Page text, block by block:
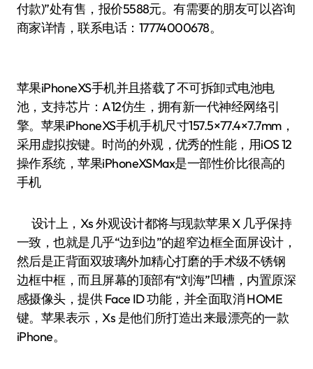
付款)”处有售，报价5588元。有需要的朋友可以咨询
商家详情，联系电话：17774000678。
苹果iPhoneXS手机并且搭载了不可拆卸式电池电
池，支持芯片：A12仿生，拥有新一代神经网络引
擎。苹果iPhoneXS手机手机尺寸157.5×77.4×7.7mm，
采用虚拟按键。时尚的外观，优秀的性能，用iOS 12
操作系统，苹果iPhoneXSMax是一部性价比很高的
手机
设计上，Xs 外观设计都将与现款苹果 X 几乎保持
一致，也就是几乎“边到边”的超窄边框全面屏设计，
然后是正背面双玻璃外加精心打磨的手术级不锈钢
边框中框，而且屏幕的顶部有“刘海”凹槽，内置原深
感摄像头，提供 Face ID 功能，并全面取消 HOME
键。苹果表示，Xs 是他们所打造出来最漂亮的一款
iPhone。